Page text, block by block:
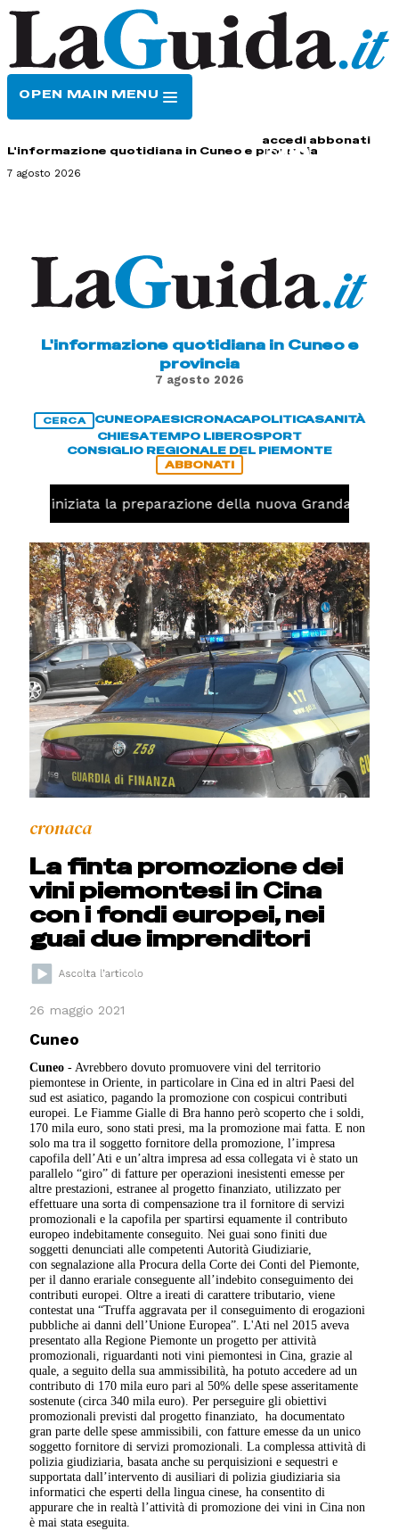
OPEN MAIN MENU
accedi abbonati
L'informazione quotidiana in Cuneo e provincia
7 agosto 2026
L'informazione quotidiana in Cuneo e
provincia
7 agosto 2026
CERCA CUNEOPAESICRONACAPOLITICASANITÀ
CHIESATEMPO LIBEROSPORT
CONSIGLIO REGIONALE DEL PIEMONTE
ABBONATI
iniziata la preparazione della nuova Granda Volley
cronaca
La finta promozione dei
vini piemontesi in Cina
con i fondi europei, nei
guai due imprenditori
26 maggio 2021
Cuneo
Cuneo - Avrebbero dovuto promuovere vini del territorio
piemontese in Oriente, in particolare in Cina ed in altri Paesi del
sud est asiatico, pagando la promozione con cospicui contributi
europei. Le Fiamme Gialle di Bra hanno però scoperto che i soldi,
170 mila euro, sono stati presi, ma la promozione mai fatta. E non
solo ma tra il soggetto fornitore della promozione, l’impresa
capofila dell’Ati e un’altra impresa ad essa collegata vi è stato un
parallelo “giro” di fatture per operazioni inesistenti emesse per
altre prestazioni, estranee al progetto finanziato, utilizzato per
effettuare una sorta di compensazione tra il fornitore di servizi
promozionali e la capofila per spartirsi equamente il contributo
europeo indebitamente conseguito. Nei guai sono finiti due
soggetti denunciati alle competenti Autorità Giudiziarie,
con segnalazione alla Procura della Corte dei Conti del Piemonte,
per il danno erariale conseguente all’indebito conseguimento dei
contributi europei. Oltre a ireati di carattere tributario, viene
contestat una “Truffa aggravata per il conseguimento di erogazioni
pubbliche ai danni dell’Unione Europea”. L'Ati nel 2015 aveva
presentato alla Regione Piemonte un progetto per attività
promozionali, riguardanti noti vini piemontesi in Cina, grazie al
quale, a seguito della sua ammissibilità, ha potuto accedere ad un
contributo di 170 mila euro pari al 50% delle spese asseritamente
sostenute (circa 340 mila euro). Per perseguire gli obiettivi
promozionali previsti dal progetto finanziato, ha documentato
gran parte delle spese ammissibili, con fatture emesse da un unico
soggetto fornitore di servizi promozionali. La complessa attività di
polizia giudiziaria, basata anche su perquisizioni e sequestri e
supportata dall’intervento di ausiliari di polizia giudiziaria sia
informatici che esperti della lingua cinese, ha consentito di
appurare che in realtà l’attività di promozione dei vini in Cina non
è mai stata eseguita.